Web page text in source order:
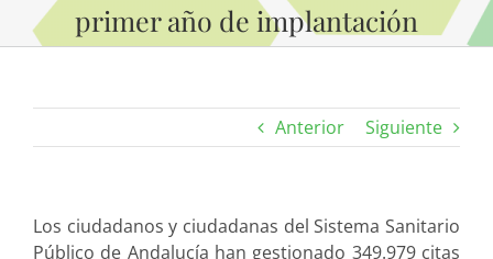
primer año de implantación
Anterior Siguiente
Los ciudadanos y ciudadanas del Sistema Sanitario
Público de Andalucía han gestionado 349.979 citas